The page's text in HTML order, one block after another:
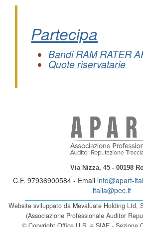
Partecipa
Bandi RAM RATER
Quote riservatarie
Via Nizza, 45 - 00198
C.F. 97936900584 - Email info@apart-
italia@pec.it
Website sviluppato da Mevaluate Holding Ltd,
(Associazione Professionale Auditor